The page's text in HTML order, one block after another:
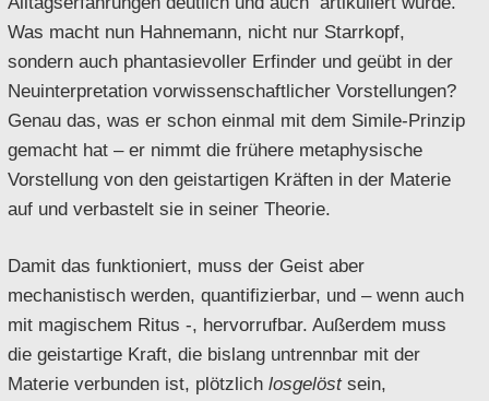
Was macht nun Hahnemann, nicht nur Starrkopf,
sondern auch phantasievoller Erfinder und geübt in der
Neuinterpretation vorwissenschaftlicher Vorstellungen?
Genau das, was er schon einmal mit dem Simile-Prinzip
gemacht hat – er nimmt die frühere metaphysische
Vorstellung von den geistartigen Kräften in der Materie
auf und verbastelt sie in seiner Theorie.
Damit das funktioniert, muss der Geist aber
mechanistisch werden, quantifizierbar, und – wenn auch
mit magischem Ritus -, hervorrufbar. Außerdem muss
die geistartige Kraft, die bislang untrennbar mit der
Materie verbunden ist, plötzlich losgelöstsein,